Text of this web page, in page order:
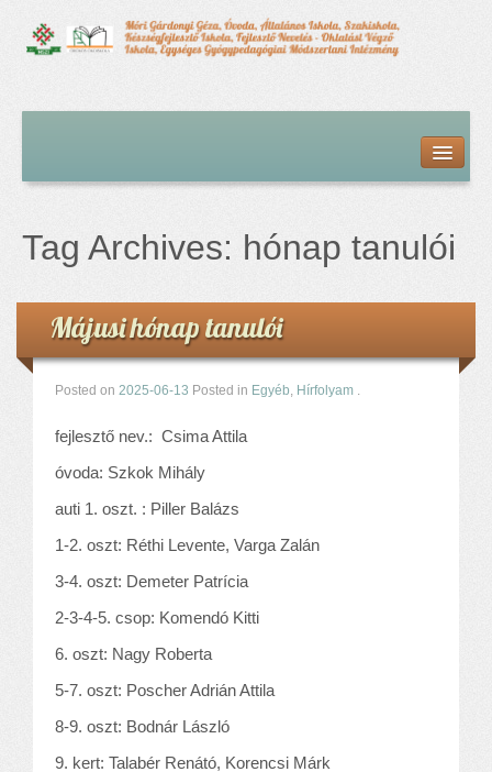
Hírfolyam
Alapdokumentumok
Órarendek (2025/26. tanév)
Szakképzés
Szakkörök
Tanév rendje
Középfokú beiskolázás a 2026-2027-ös tanévben
Középfokú eredmények
Alapítvány
Gyermek- és ifjúságvédelem
Étlap
Projektjeink
Digitális témahét 2016
Közlekedés biztonsági pályázat
TÁMOP 2.2.7.A-13/1
TÁMOP-3.1.4-12/2
Tag Archives: hónap tanulói
Májusi hónap tanulói
Posted on 2025-06-13 Posted in Egyéb, Hírfolyam .
fejlesztő nev.: Csima Attila
óvoda: Szkok Mihály
auti 1. oszt. : Piller Balázs
1-2. oszt: Réthi Levente, Varga Zalán
3-4. oszt: Demeter Patrícia
2-3-4-5. csop: Komendó Kitti
6. oszt: Nagy Roberta
5-7. oszt: Poscher Adrián Attila
8-9. oszt: Bodnár László
9. kert: Talabér Renátó, Korencsi Márk